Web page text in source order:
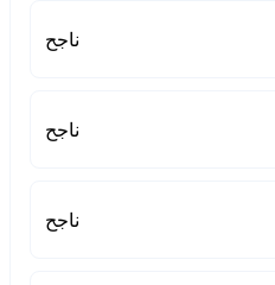
ناجح
ناجح
ناجح